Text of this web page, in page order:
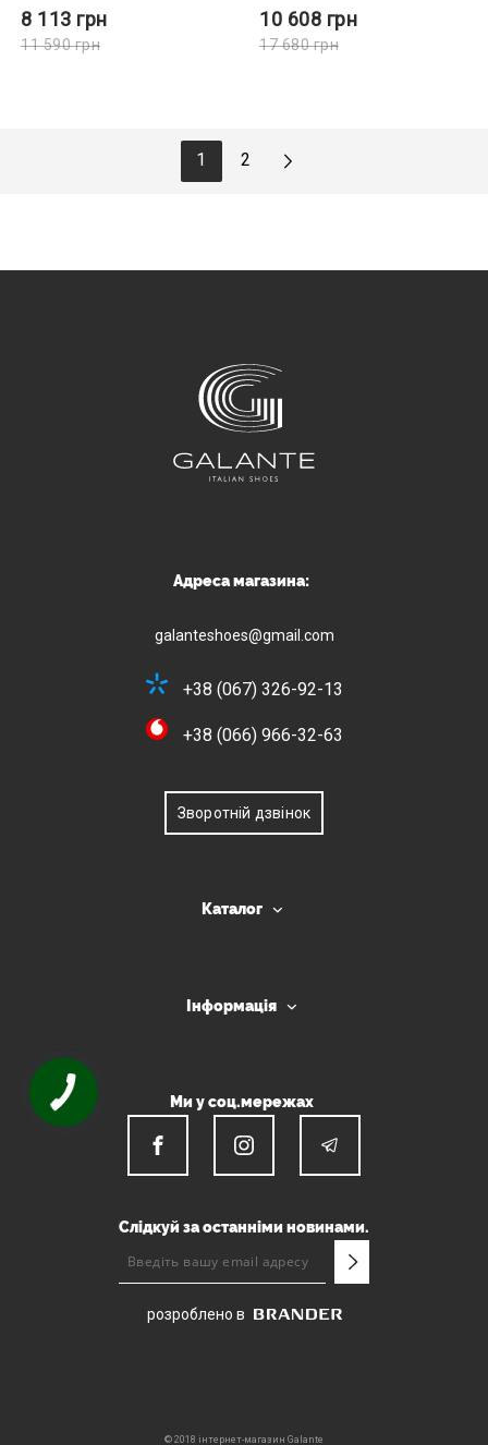
8 113 грн
11 590грн
10 608 грн
17 680грн
1 2
Адреса магазина:
galanteshoes@gmail.com
+38 (067) 326-92-13
+38 (066) 966-32-63
Зворотній дзвінок
Каталог
Інформація
Ми у соц.мережах
Слідкуй за останніми новинами.
розроблено в
© 2018 інтернет-магазин Galante